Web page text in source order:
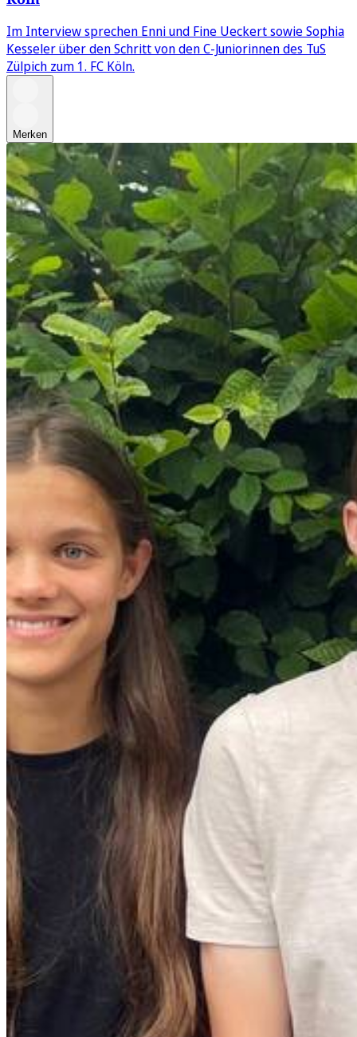
Im Interview sprechen Enni und Fine Ueckert sowie Sophia
Kesseler über den Schritt von den C-Juniorinnen des TuS
Zülpich zum 1. FC Köln.
Merken